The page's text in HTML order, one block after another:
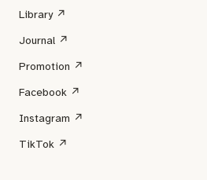
Library ↗
Journal ↗
Promotion ↗
Facebook ↗
Instagram ↗
TikTok ↗